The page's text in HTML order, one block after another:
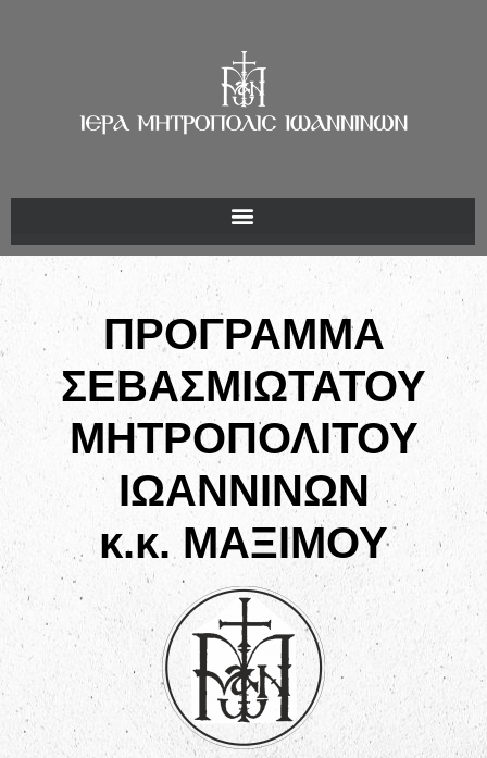
ΠΡΟΓΡΑΜΜΑ
ΣΕΒΑΣΜΙΩΤΑΤΟΥ
ΜΗΤΡΟΠΟΛΙΤΟΥ
ΙΩΑΝΝΙΝΩΝ
κ.κ. ΜΑΞΙΜΟΥ